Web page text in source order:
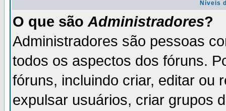
Níveis
O que são Administradores?
Administradores são pessoas
todos os aspectos dos fóruns.
fóruns, incluindo criar, editar ou
expulsar usuários, criar grupos